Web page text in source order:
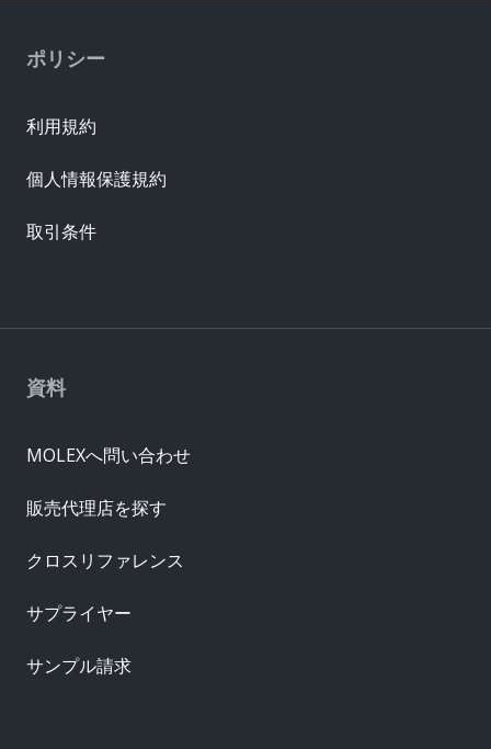
資料
MOLEXへ問い合わせ
販売代理店を探す
クロスリファレンス
サプライヤー
サンプル請求
ポリシー
利用規約
個人情報保護規約
取引条件